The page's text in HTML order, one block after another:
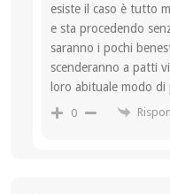
esiste il caso è tutto
e sta procedendo
saranno i pochi
scenderanno a patti
loro abituale modo
0